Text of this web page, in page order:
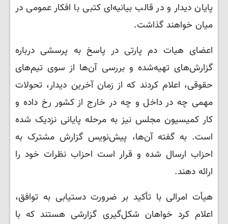
پایان دیدار و در قالب بیانیه‌ای کتبی با افکار عمومی در
میان خواهند گذاشت.
اعضای هیات دم پارتی در پاسخ به پرسشی درباره
گزارش‌های تهیه‌شده و بررسی آن‌ها از سوی تیم‌های
حقوقی، اعلام کردند که از زمان آخرین دیدار، تحولات
مهمی چه در داخل و چه در خارج از کشور رخ داده و
کار کمیسیون مجلس نیز به مرحله پایانی نزدیک شده
است. به گفته آن‌ها، پیش‌نویس گزارش مشترک به
احزاب ارسال شده و قرار است احزاب نظرات خود را
ارائه دهند.
هیأت امرالی با تأکید بر ضرورت دستیابی به توافق،
اعلام کرد خواهان شکل‌گیری گزارشی هستند که با